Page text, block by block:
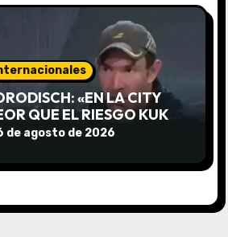
«EN LA CITY
QUE EL RIESGO KUKA,
BREGMAN»
de agosto de 2026